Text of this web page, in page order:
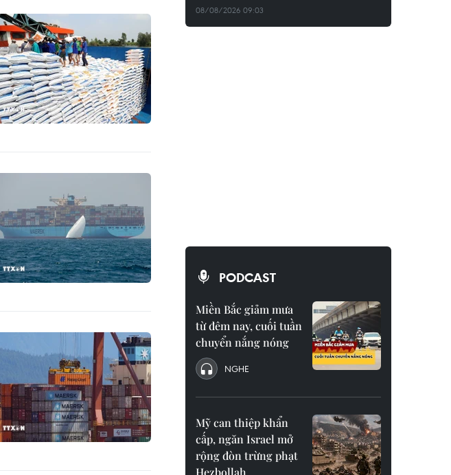
08/08/2026 09:03
PODCAST
Miền Bắc giảm mưa
từ đêm nay, cuối tuần
chuyển nắng nóng
NGHE
Mỹ can thiệp khẩn
cấp, ngăn Israel mở
rộng đòn trừng phạt
Hezbollah